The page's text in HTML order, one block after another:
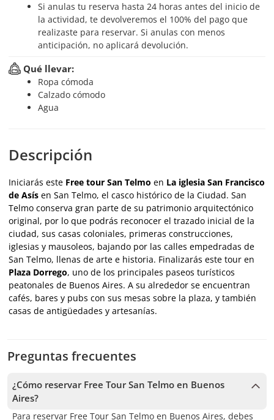
Si anulas tu reserva hasta 24 horas antes del inicio de
la actividad, te devolveremos el 100% del pago que
realizaste para reservar. Si anulas con menos
anticipación, no aplicará devolución.
Qué llevar:
Ropa cómoda
Calzado cómodo
Agua
Descripción
Iniciarás este Free tour San Telmo en La iglesia San Francisco
de Asís en San Telmo, el casco histórico de la Ciudad. San
Telmo conserva gran parte de su patrimonio arquitectónico
original, por lo que podrás reconocer el trazado inicial de la
ciudad, sus casas coloniales, primeras construcciones,
iglesias y mausoleos, bajando por las calles empedradas de
San Telmo, llenas de arte e historia. Finalizarás este tour en
Plaza Dorrego, uno de los principales paseos turísticos
peatonales de Buenos Aires. A su alrededor se encuentran
cafés, bares y pubs con sus mesas sobre la plaza, y también
casas de antigüedades y artesanías.
Preguntas frecuentes
¿Cómo reservar Free Tour San Telmo en Buenos
Aires?
Para reservar Free Tour San Telmo en Buenos Aires, debes